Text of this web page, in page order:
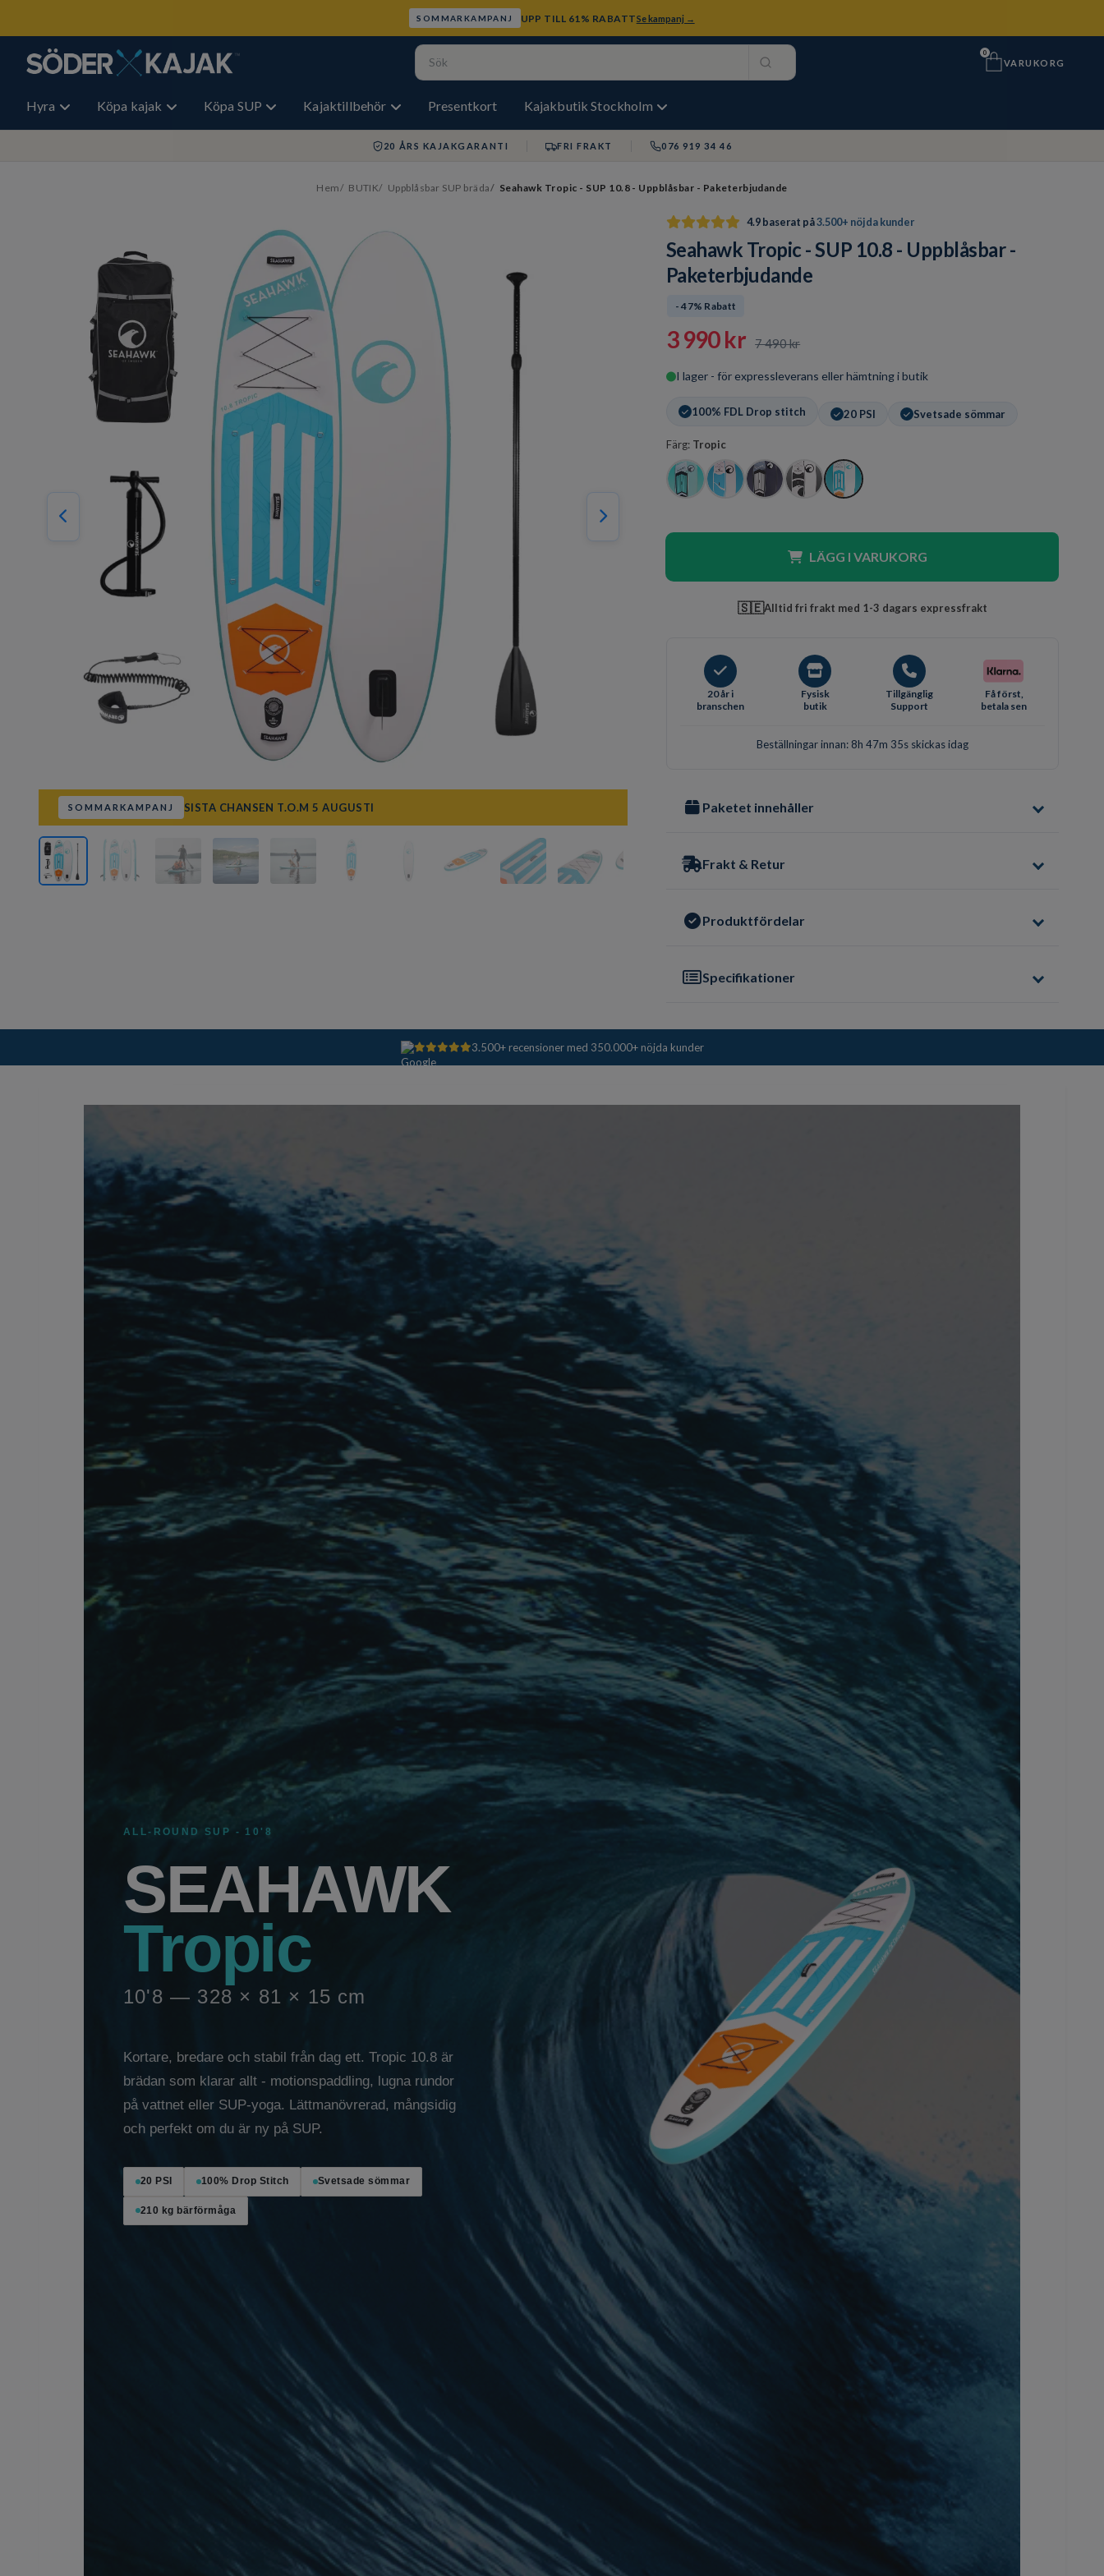
SOMMARKAMPANJ UPP TILL 61% RABATTSe kampanj →
0
VARUKORG
Hyra Köpa kajak Köpa SUP Kajaktillbehör Presentkort Kajakbutik Stockholm
20 ÅRS KAJAKGARANTI FRI FRAKT 076 919 34 46
Hem BUTIK Uppblåsbar SUP bräda Seahawk Tropic - SUP 10.8 - Uppblåsbar - Paketerbjudande
SOMMARKAMPANJ SISTA CHANSEN T.O.M 5 AUGUSTI
4.9 baserat på3.500+ nöjda kunder
Seahawk Tropic - SUP 10.8 - Uppblåsbar -
Paketerbjudande
- 47% Rabatt
3 990 kr 7 490 kr
I lager - för expressleverans eller hämtning i butik
100% FDL Drop stitch 20 PSI Svetsade sömmar
Färg: Tropic
LÄGG I VARUKORG
🇸🇪Alltid fri frakt med 1-3 dagars expressfrakt
20 år i
branschen
Fysisk
butik
Tillgänglig
Support
Få först,
betala sen
Beställningar innan: 8h 47m 33s skickas idag
Paketet innehåller
Frakt & Retur
Produktfördelar
Specifikationer
3.500+ recensioner med 350.000+ nöjda kunder
ALL-ROUND SUP - 10'8
SEAHAWK
Tropic
10'8 — 328 × 81 × 15 cm
Kortare, bredare och stabil från dag ett. Tropic 10.8 är
brädan som klarar allt - motionspaddling, lugna rundor
på vattnet eller SUP-yoga. Lättmanövrerad, mångsidig
och perfekt om du är ny på SUP.
20 PSI 100% Drop Stitch Svetsade sömmar
210 kg bärförmåga